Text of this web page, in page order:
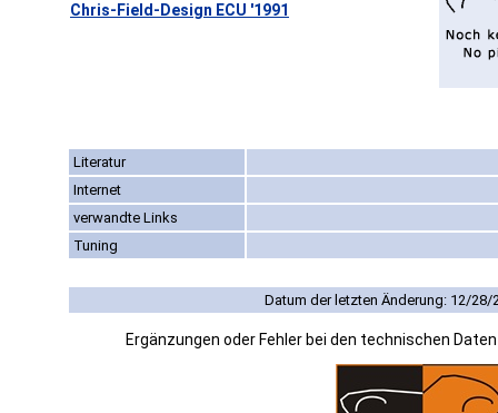
Chris-Field-Design ECU '1991
Literatur
Internet
verwandte Links
Tuning
Datum der letzten Änderung: 12/28/
Ergänzungen oder Fehler bei den technischen